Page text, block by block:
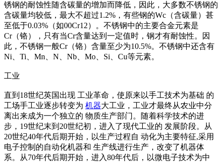
锈钢的耐蚀性随含碳量的增加而降低，因此，大多数不锈钢的
含碳量均较低，最大不超过1.2%，有些钢的Wc（含碳量）甚
至低于0.03%（如00Cr12）。不锈钢中的主要合金元素是
Cr（铬），只有当Cr含量达到一定值时，钢才有耐蚀性。因
此，不锈钢一般Cr（铬）含量至少为10.5%。不锈钢中还含有
Ni、Ti、Mn、N、Nb、Mo、Si、Cu等元素。
工业
直到18世纪英国出现 工业革命，使原来以手工技术为基础 的
工场手工业逐步转变为 机器大工业，工业才最终从农业中分
离出来成为一个独立的 物质生产部门。随着科学技术的进
步，19世纪末到20世纪初，进入了现代工业的 发展阶段。从
20世纪40年代后期开始，以生产过程自 动化为主要特征,采用
电子控制的自动化机器和 生产线进行生产，改变了机器体
系。从70年代后期开始，进入80年代后，以微电子技术为中